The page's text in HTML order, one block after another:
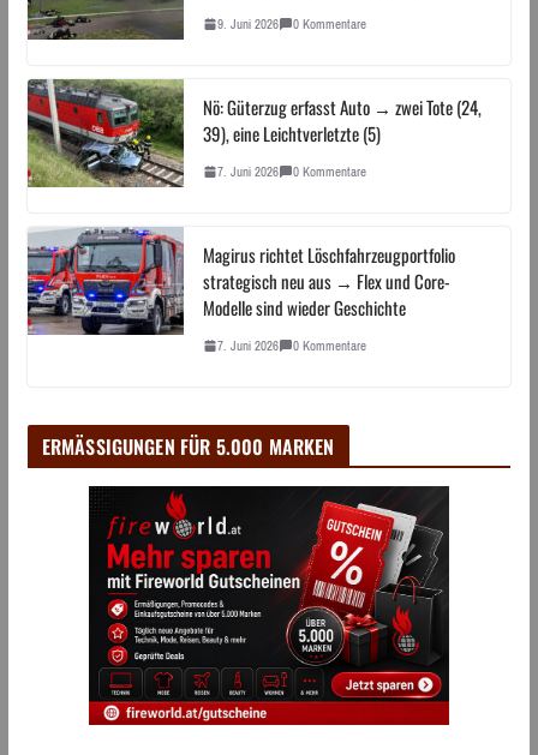
9. Juni 2026 0 Kommentare
Nö: Güterzug erfasst Auto → zwei Tote (24,
39), eine Leichtverletzte (5)
7. Juni 2026 0 Kommentare
Magirus richtet Löschfahrzeugportfolio
strategisch neu aus → Flex und Core-
Modelle sind wieder Geschichte
7. Juni 2026 0 Kommentare
ERMÄSSIGUNGEN FÜR 5.000 MARKEN